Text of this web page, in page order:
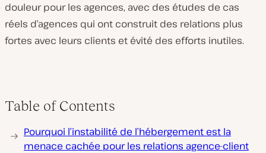
douleur pour les agences, avec des études de cas
réels d’agences qui ont construit des relations plus
fortes avec leurs clients et évité des efforts inutiles.
Table of Contents
Pourquoi l’instabilité de l’hébergement est la
menace cachée pour les relations agence-client